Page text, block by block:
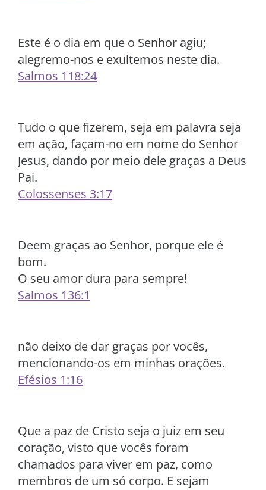
Este é o dia em que o Senhor agiu;
alegremo-nos e exultemos neste dia.
Salmos 118:24
Tudo o que fizerem, seja em palavra seja
em ação, façam-no em nome do Senhor
Jesus, dando por meio dele graças a Deus
Pai.
Colossenses 3:17
Deem graças ao Senhor, porque ele é
bom.
O seu amor dura para sempre!
Salmos 136:1
não deixo de dar graças por vocês,
mencionando-os em minhas orações.
Efésios 1:16
Que a paz de Cristo seja o juiz em seu
coração, visto que vocês foram
chamados para viver em paz, como
membros de um só corpo. E sejam